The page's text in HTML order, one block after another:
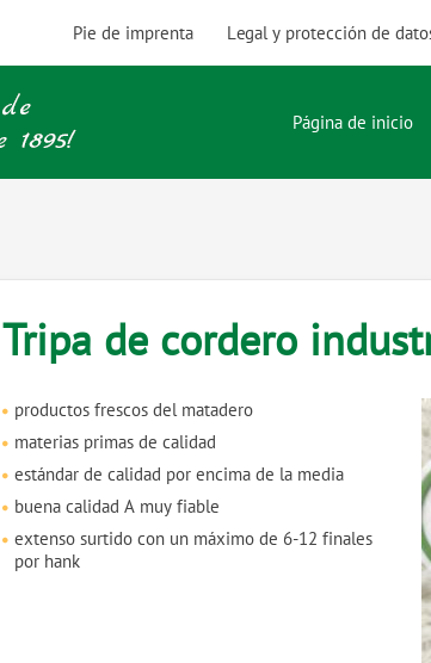
Pie de imprenta Legal y protección de
Página de inicio
Tripa de cordero
productos frescos del matadero
materias primas de calidad
estándar de calidad por encima de la media
buena calidad A muy fiable
extenso surtido con un máximo de 6-12 finales
por hank